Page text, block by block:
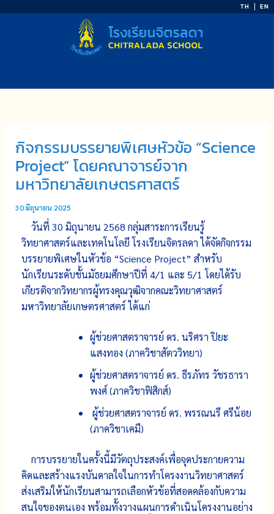
TH EN
กิจกรรมบรรยายพิเศษหัวข้อ “Science
Project” โดยคณาจารย์จาก
มหาวิทยาลัยเกษตรศาสตร์
30 มิถุนายน 2025
วันที่ 30 มิถุนายน 2568 กลุ่มสาระการเรียนรู้
วิทยาศาสตร์และเทคโนโลยี โรงเรียนจิตรลดา ได้จัดกิจกรรม
บรรยายพิเศษในหัวข้อ “Science Project” สำหรับ
นักเรียนระดับชั้นมัธยมศึกษาปีที่ 4/1 และ 5/1 โดยได้รับ
เกียรติจากวิทยากรผู้ทรงคุณวุฒิจากคณะวิทยาศาสตร์
มหาวิทยาลัยเกษตรศาสตร์ ได้แก่
ผู้ช่วยศาสตราจารย์ ดร. นริศรา ปิยะ
แสงทอง (ภาควิชาสัตววิทยา)
ผู้ช่วยศาสตราจารย์ ดร. ธีรภัทร วัชรธารา
พงศ์ (ภาควิชาฟิสิกส์)
ผู้ช่วยศาสตราจารย์ ดร. พรรณนรี ศรีน้อย
(ภาควิชาเคมี)
การบรรยายในครั้งนี้มีวัตถุประสงค์เพื่อจุดประกายความ
คิดและสร้างแรงบันดาลใจในการทำโครงงานวิทยาศาสตร์
ส่งเสริมให้นักเรียนสามารถเลือกหัวข้อที่สอดคล้องกับความ
สนใจของตนเอง พร้อมทั้งวางแผนการดำเนินโครงงานอย่าง